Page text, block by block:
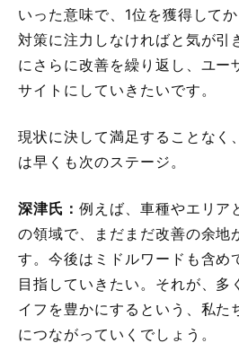
いった意味で、1位を獲得して
対策に注力しなければと気が引
にさらに改善を繰り返し、ユー
サイトにしていきたいです。
現状に決して満足することなく
は早くも次のステージ。
深津氏： 例えば、車種やエリア
の領域で、まだまだ改善の余地
す。今後はミドルワードも含め
目指していきたい。それが、多
イフを豊かにするという、私た
につながっていくでしょう。